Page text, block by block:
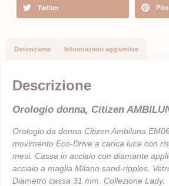
Twitter
Descrizione Informazioni aggiuntive
Descrizione
Orologio donna, Citizen
Orologio da donna Citizen Ambiluna
movimento Eco-Drive a carica luce con
mesi. Cassa in acciaio con diamante
acciaio a maglia Milano sand-ripples.
Diametro cassa 31 mm. Collezione Lady.